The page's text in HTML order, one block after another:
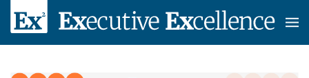
Skip to main content